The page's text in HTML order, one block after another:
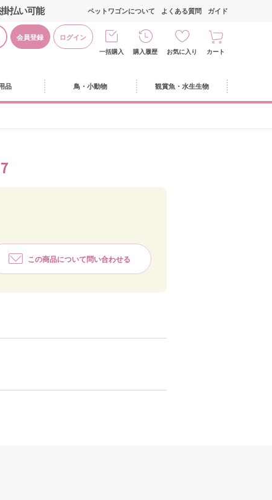
払い可能
会員登録 ログイン
ペットワゴンについて よくある質問 ガイド
一括購入 購入履歴 お気に入り カート
品 鳥・小動物 観賞魚・水生生物
この商品について問い合わせる